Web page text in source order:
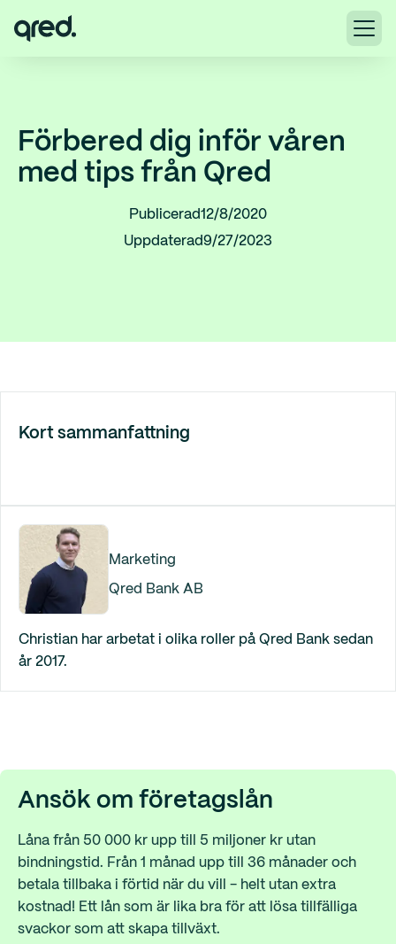
Förbered dig inför våren
med tips från Qred
Publicerad12/8/2020
Uppdaterad9/27/2023
Kort sammanfattning
Marketing
Qred Bank AB
Christian har arbetat i olika roller på Qred Bank sedan
år 2017.
Ansök om företagslån
Låna från 50 000 kr upp till 5 miljoner kr utan
bindningstid. Från 1 månad upp till 36 månader och
betala tillbaka i förtid när du vill - helt utan extra
kostnad! Ett lån som är lika bra för att lösa tillfälliga
svackor som att skapa tillväxt.